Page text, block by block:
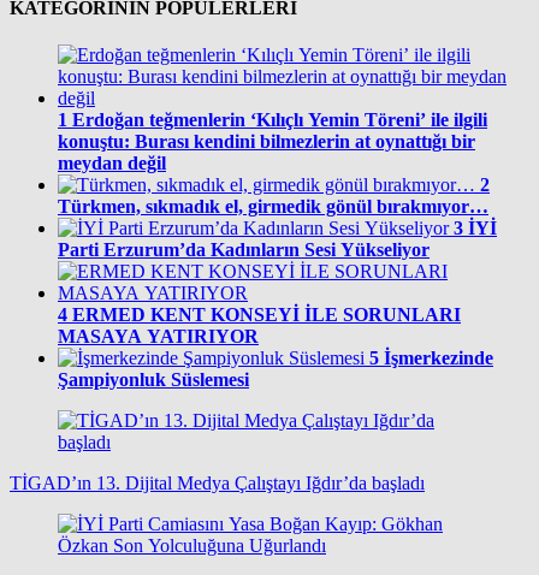
KATEGORİNİN POPÜLERLERİ
1 Erdoğan teğmenlerin ‘Kılıçlı Yemin Töreni’ ile ilgili
konuştu: Burası kendini bilmezlerin at oynattığı bir
meydan değil
2
Türkmen, sıkmadık el, girmedik gönül bırakmıyor…
3 İYİ
Parti Erzurum’da Kadınların Sesi Yükseliyor
4 ERMED KENT KONSEYİ İLE SORUNLARI
MASAYA YATIRIYOR
5 İşmerkezinde
Şampiyonluk Süslemesi
TİGAD’ın 13. Dijital Medya Çalıştayı Iğdır’da başladı